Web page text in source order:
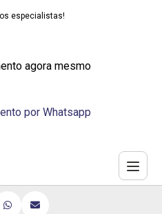
especialistas!
agora mesmo
por Whatsapp